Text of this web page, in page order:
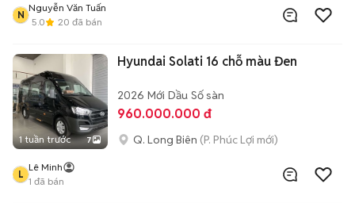
N
Nguyễn Văn Tuấn
5.0
20 đã bán
1 tuần trước 7
Hyundai Solati 16 chỗ màu Đen
2026 Mới Dầu Số sàn
960.000.000 đ
Q. Long Biên (P. Phúc Lợi mới)
L
Lê Minh
1 đã bán